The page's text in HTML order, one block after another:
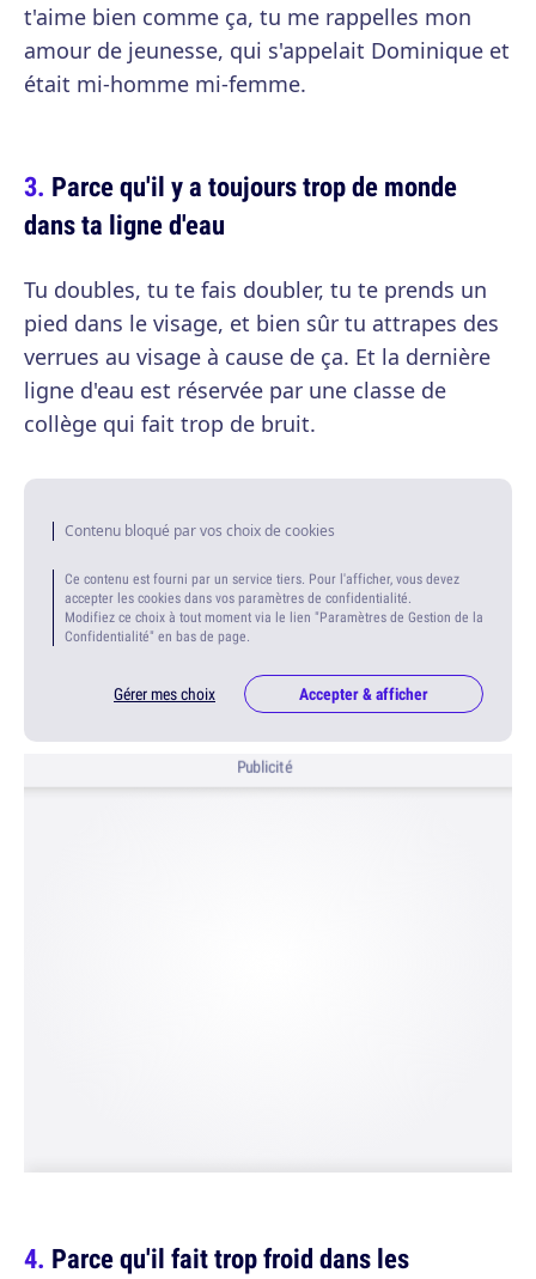
t'aime bien comme ça, tu me rappelles mon
amour de jeunesse, qui s'appelait Dominique et
était mi-homme mi-femme.
Parce qu'il y a toujours trop de monde
dans ta ligne d'eau
Tu doubles, tu te fais doubler, tu te prends un
pied dans le visage, et bien sûr tu attrapes des
verrues au visage à cause de ça. Et la dernière
ligne d'eau est réservée par une classe de
collège qui fait trop de bruit.
Contenu bloqué par vos choix de cookies
Ce contenu est fourni par un service tiers. Pour l'afficher, vous devez
accepter les cookies dans vos paramètres de confidentialité.
Modifiez ce choix à tout moment via le lien "Paramètres de Gestion de la
Confidentialité" en bas de page.
Gérer mes choix Accepter & afficher
Publicité
Parce qu'il fait trop froid dans les